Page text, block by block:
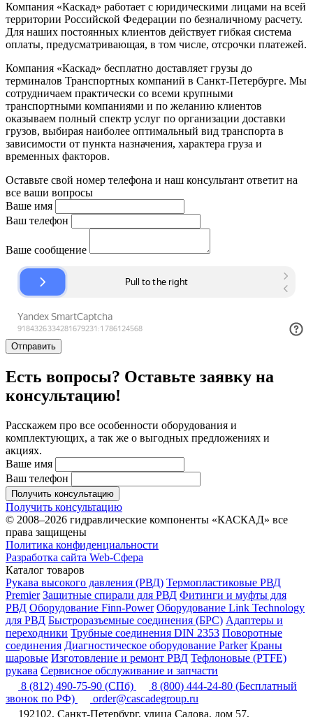
Компания «Каскад» работает с юридическими лицами на всей
территории Российской Федерации по безналичному расчету.
Для наших постоянных клиентов действует гибкая система
оплаты, предусматривающая, в том числе, отсрочки платежей.
Компания «Каскад» бесплатно доставляет грузы до
терминалов Транспортных компаний в Санкт-Петербурге. Мы
сотрудничаем практически со всеми крупными
транспортными компаниями и по желанию клиентов
оказываем полный спектр услуг по организации доставки
грузов, выбирая наиболее оптимальный вид транспорта в
зависимости от пункта назначения, характера груза и
временных факторов.
Оставьте свой номер телефона и наш консультант ответит на
все ваши вопросы
Ваше имя
Ваш телефон
Ваше сообщение
Отправить
Есть вопросы? Оставьте заявку на
консультацию!
Расскажем про все особенности оборудования и
комплектующих, а так же о выгодных предложениях и
акциях.
Ваше имя
Ваш телефон
Получить консультацию
Получить консультацию
© 2008–2026 гидравлические компоненты «КАСКАД» все
права защищены
Политика конфиденциальности
Разработка сайта Web-Сфера
Каталог товаров
Рукава высокого давления (РВД) Термопластиковые РВД
Premier Защитные спирали для РВД Фитинги и муфты для
РВД Оборудование Finn-Power Оборудование Link Technology
для РВД Быстроразъемные соединения (БРС) Адаптеры и
переходники Трубные соединения DIN 2353 Поворотные
соединения Диагностическое оборудование Parker Краны
шаровые Изготовление и ремонт РВД Тефлоновые (PTFE)
рукава Сервисное обслуживание и запчасти
8 (812) 490-75-90 (СПб) 8 (800) 444-24-80 (Бесплатный
звонок по РФ)
order@cascadegroup.ru
192102, Санкт-Петербург, улица Салова, дом 57,